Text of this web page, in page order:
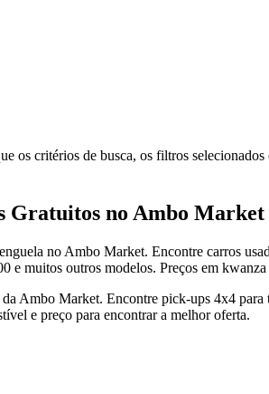
os critérios de busca, os filtros selecionados
Gratuitos no Ambo Market
no Ambo Market. Encontre carros
muitos outros modelos. Preços em
Ambo Market. Encontre pick-ups 4x4
e preço para encontrar a melhor oferta.